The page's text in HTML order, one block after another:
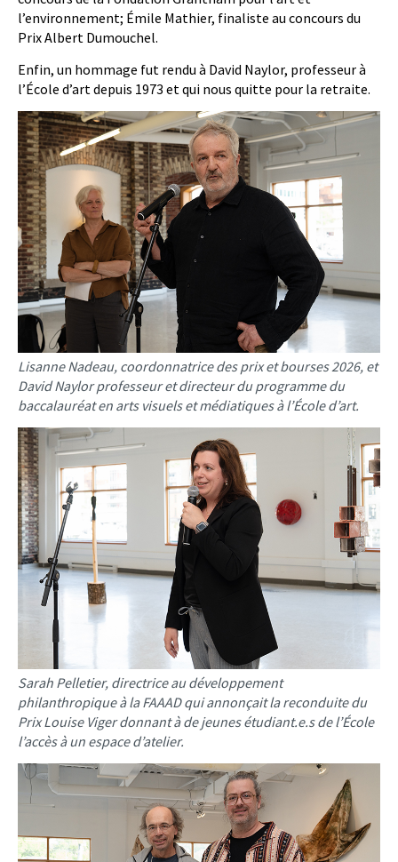
l’environnement; Émile Mathier, finaliste au concours du
Prix Albert Dumouchel.
Enfin, un hommage fut rendu à David Naylor, professeur à
l’École d’art depuis 1973 et qui nous quitte pour la retraite.
Lisanne Nadeau, coordonnatrice des prix et bourses 2026, et
David Naylor professeur et directeur du programme du
baccalauréat en arts visuels et médiatiques à l’École d’art.
Sarah Pelletier, directrice au développement
philanthropique à la FAAAD qui annonçait la reconduite du
Prix Louise Viger donnant à de jeunes étudiant.e.s de l’École
l’accès à un espace d’atelier.